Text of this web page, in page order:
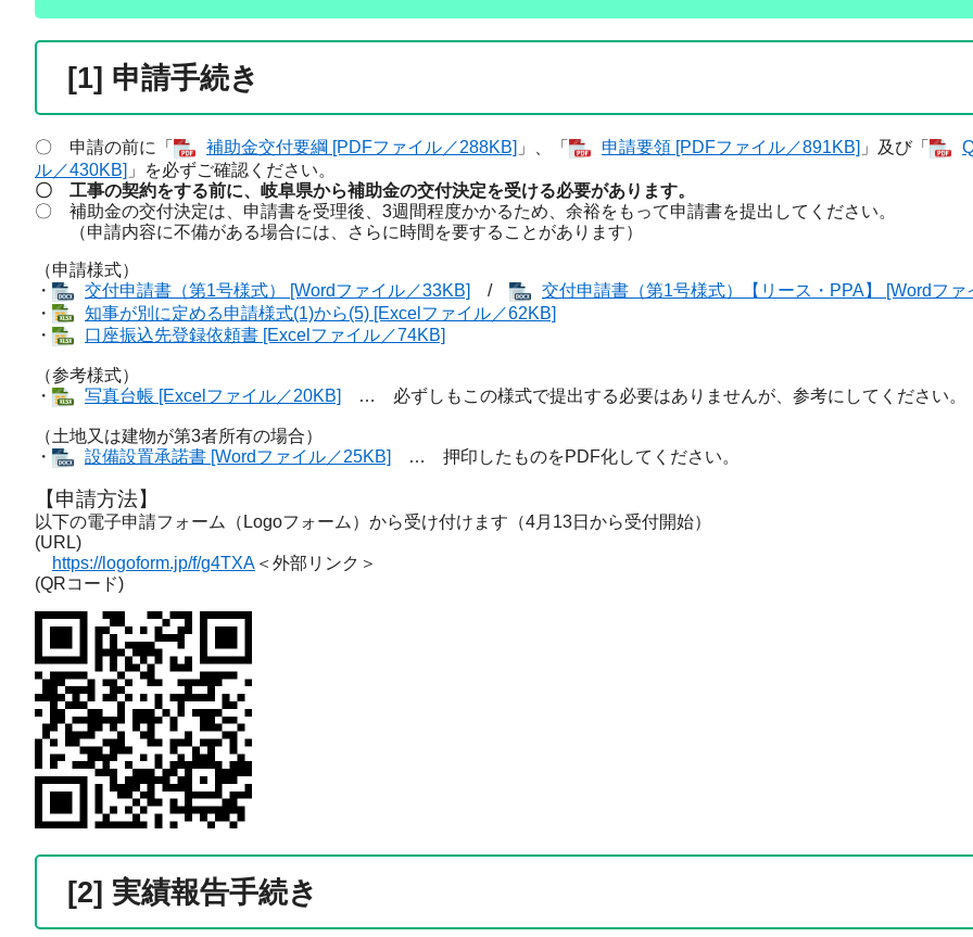
[1] 申請手続き
〇 申請の前に「 補助金交付要綱 [PDFファイル／288KB] 」、「 申請要領 [PDFファイル／891KB] 」及び「
ル／430KB] 」を必ずご確認ください。
〇 工事の契約をする前に、岐阜県から補助金の交付決定を受ける必要があります。
〇 補助金の交付決定は、申請書を受理後、3週間程度かかるため、余裕をもって申請書を提出してください。
（申請内容に不備がある場合には、さらに時間を要することがあります）
（申請様式）
・
交付申請書（第1号様式） [Wordファイル／33KB] /
交付申請書（第1号様式）【リース・PPA】 [Wordファ
・
知事が別に定める申請様式(1)から(5) [Excelファイル／62KB]
・
口座振込先登録依頼書 [Excelファイル／74KB]
（参考様式）
・
写真台帳 [Excelファイル／20KB] … 必ずしもこの様式で提出する必要はありませんが、参考にしてください。
（土地又は建物が第3者所有の場合）
・
設備設置承諾書 [Wordファイル／25KB] … 押印したものをPDF化してください。
【申請方法】
以下の電子申請フォーム（Logoフォーム）から受け付けます（4月13日から受付開始）
(URL)
https://logoform.jp/f/g4TXA ＜外部リンク＞
(QRコード)
[2] 実績報告手続き